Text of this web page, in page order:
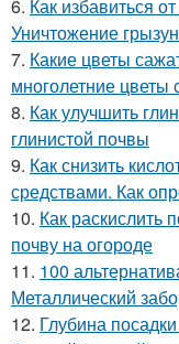
6. Как избавиться
Уничтожение
7. Какие цветы
многолетние
8. Как улучшить
глинистой почвы
9. Как снизить
средствами. Как
10. Как раскислить
почву на огороде
11. 100
Металлический
12. Глубина